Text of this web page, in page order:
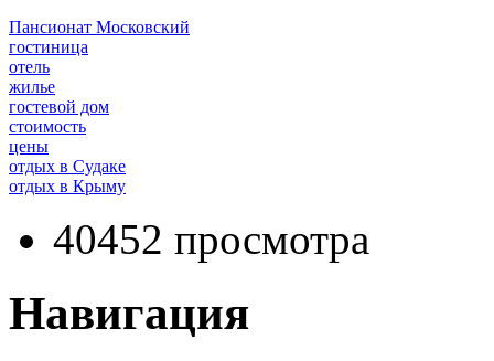
Пансионат Московский
гостиница
отель
жилье
гостевой дом
стоимость
цены
отдых в Судаке
отдых в Крыму
40452 просмотра
Навигация